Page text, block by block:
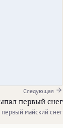
Следующая
первый снег
майский снег